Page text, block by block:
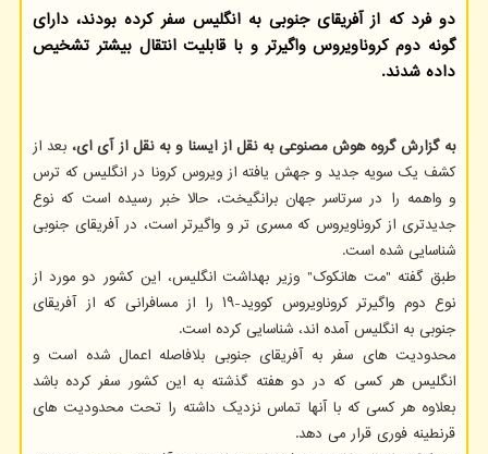
دو فرد که از آفریقای جنوبی به انگلیس سفر کرده بودند، دارای
گونه دوم کروناویروس واگیرتر و با قابلیت انتقال بیشتر تشخیص
داده شدند.
به گزارش گروه هوش مصنوعی به نقل از ایسنا و به نقل از آی ای، بعد از
کشف یک سویه جدید و جهش یافته از ویروس کرونا در انگلیس که ترس
و واهمه را در سرتاسر جهان برانگیخت، حالا خبر رسیده است که نوع
جدیدتری از کروناویروس که مسری تر و واگیرتر است، در آفریقای جنوبی
شناسایی شده است.
طبق گفته "مت هانکوک" وزیر بهداشت انگلیس، این کشور دو مورد از
نوع دوم واگیرتر کروناویروس کووید-۱۹ را از مسافرانی که از آفریقای
جنوبی به انگلیس آمده اند، شناسایی کرده است.
محدودیت های سفر به آفریقای جنوبی بلافاصله اعمال شده است و
انگلیس هر کسی که در دو هفته گذشته به این کشور سفر کرده باشد
بعلاوه هر کسی که با آنها تماس نزدیک داشته را تحت محدودیت های
قرنطینه فوری قرار می دهد.